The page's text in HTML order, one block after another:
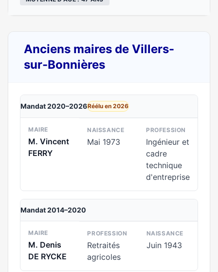
Anciens maires de Villers-
sur-Bonnières
Mandat 2020–2026Réélu en 2026
MAIRE
M. Vincent
FERRY
NAISSANCE
Mai 1973
PROFESSION
Ingénieur et
cadre
technique
d'entreprise
Mandat 2014–2020
MAIRE
M. Denis
DE RYCKE
PROFESSION
Retraités
agricoles
NAISSANCE
Juin 1943